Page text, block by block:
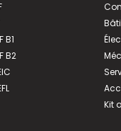
B1
B2
Kit